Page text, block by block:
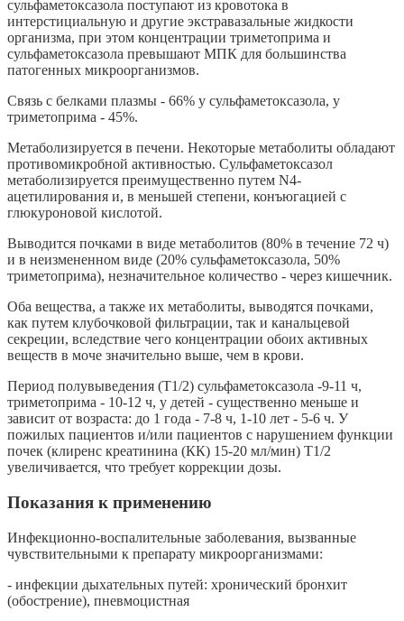
сульфаметоксазола поступают из кровотока в
интерстициальную и другие экстравазальные жидкости
организма, при этом концентрации триметоприма и
сульфаметоксазола превышают МПК для большинства
патогенных микроорганизмов.
Связь с белками плазмы - 66% у сульфаметоксазола, у
триметоприма - 45%.
Метаболизируется в печени. Некоторые метаболиты обладают
противомикробной активностью. Сульфаметоксазол
метаболизируется преимущественно путем N4-
ацетилирования и, в меньшей степени, конъюгацией с
глюкуроновой кислотой.
Выводится почками в виде метаболитов (80% в течение 72 ч)
и в неизмененном виде (20% сульфаметоксазола, 50%
триметоприма), незначительное количество - через кишечник.
Оба вещества, а также их метаболиты, выводятся почками,
как путем клубочковой фильтрации, так и канальцевой
секреции, вследствие чего концентрации обоих активных
веществ в моче значительно выше, чем в крови.
Период полувыведения (Т1/2) сульфаметоксазола -9-11 ч,
триметоприма - 10-12 ч, у детей - существенно меньше и
зависит от возраста: до 1 года - 7-8 ч, 1-10 лет - 5-6 ч. У
пожилых пациентов и/или пациентов с нарушением функции
почек (клиренс креатинина (КК) 15-20 мл/мин) Т1/2
увеличивается, что требует коррекции дозы.
Показания к применению
Инфекционно-воспалительные заболевания, вызванные
чувствительными к препарату микроорганизмами:
- инфекции дыхательных путей: хронический бронхит
(обострение), пневмоцистная